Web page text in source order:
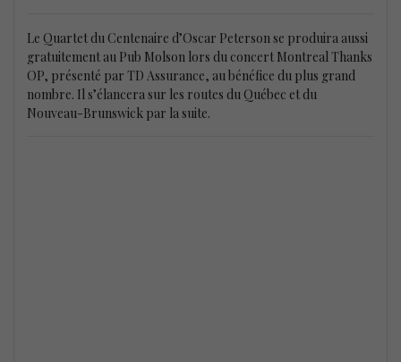
Le Quartet du Centenaire d’Oscar Peterson se produira aussi
gratuitement au Pub Molson lors du concert Montreal Thanks
OP, présenté par TD Assurance, au bénéfice du plus grand
nombre. Il s’élancera sur les routes du Québec et du
Nouveau-Brunswick par la suite.